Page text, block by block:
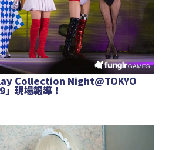
Collection Night@TOKYO
現場報導！